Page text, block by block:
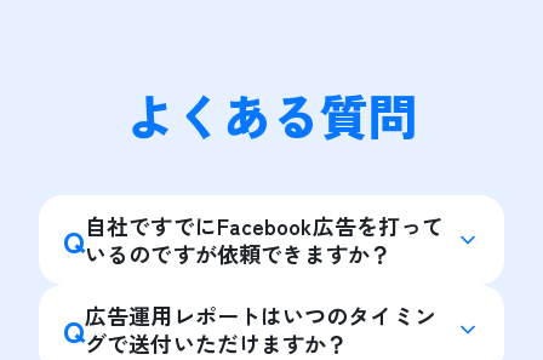
よくある質問
Q自社ですでにFacebook広告を打って
いるのですが依頼できますか？
Q広告運用レポートはいつのタイミン
グで送付いただけますか？